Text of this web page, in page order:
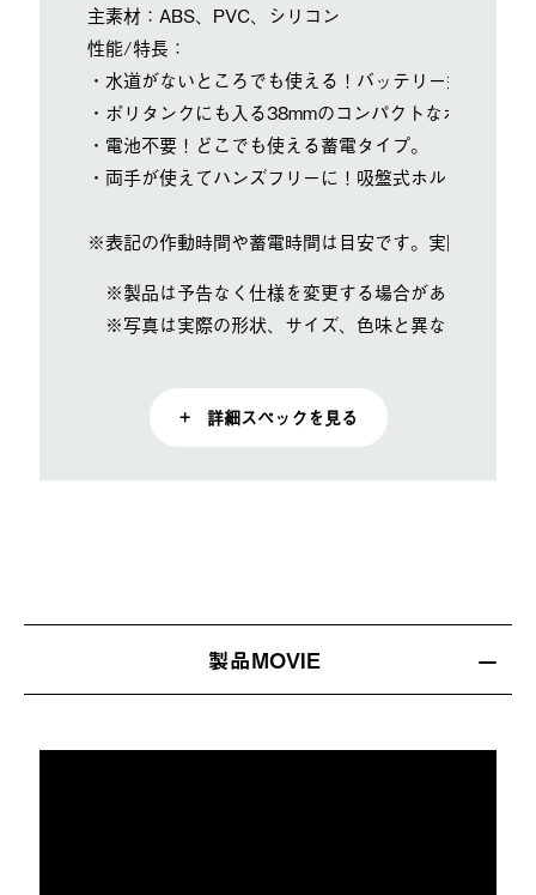
主素材：ABS、PVC、シリコン
性能/特長：
・水道がないところでも使える！バッテリー式で持ち
・ポリタンクにも入る38mmのコンパクトなポンプ。
・電池不要！どこでも使える蓄電タイプ。
・両手が使えてハンズフリーに！吸盤式ホルダー&フ
※表記の作動時間や蓄電時間は目安です。実際の各時
※製品は予告なく仕様を変更する場合があります。
※写真は実際の形状、サイズ、色味と異なる場合が
+ 詳細スペックを見る
製品MOVIE